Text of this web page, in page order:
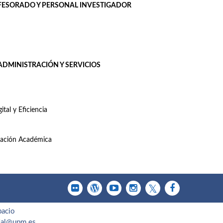
Y PERSONAL INVESTIGADOR
Y SERVICIOS
y Eficiencia
Académica